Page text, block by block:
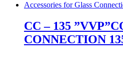
Accessories for Glass
CC – 135
CONNECTION